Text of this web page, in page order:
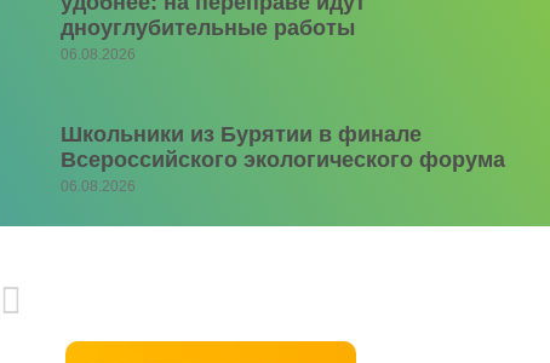
дноуглубительные работы
06.08.2026
Школьники из Бурятии в финале
Всероссийского экологического форума
06.08.2026